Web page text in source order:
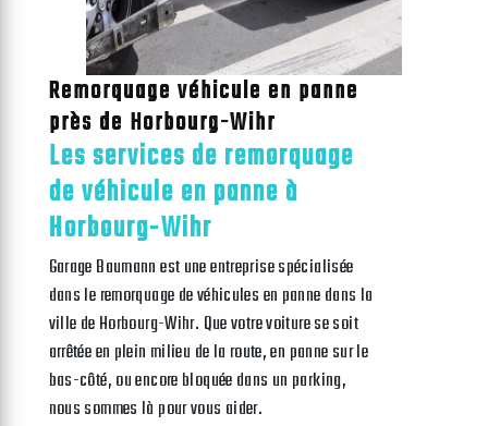
Remorquage véhicule en panne
près de Horbourg-Wihr
Les services de remorquage
de véhicule en panne à
Horbourg-Wihr
Garage Baumann est une entreprise spécialisée
dans le remorquage de véhicules en panne dans la
ville de Horbourg-Wihr. Que votre voiture se soit
arrêtée en plein milieu de la route, en panne sur le
bas-côté, ou encore bloquée dans un parking,
nous sommes là pour vous aider.